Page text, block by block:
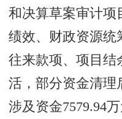
和决算草案审计项
绩效、财政资源统
往来款项、项目结
活，部分资金清理
涉及资金7579.94